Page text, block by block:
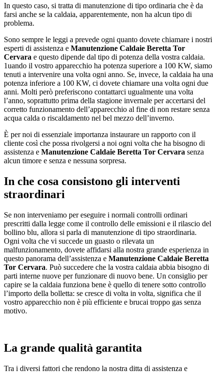
In questo caso, si tratta di manutenzione di tipo ordinaria che è da
farsi anche se la caldaia, apparentemente, non ha alcun tipo di
problema.
Sono sempre le leggi a prevede ogni quanto dovete chiamare i nostri
esperti di assistenza e Manutenzione Caldaie Beretta Tor
Cervara e questo dipende dal tipo di potenza della vostra caldaia.
1uando il vostro apparecchio ha potenza superiore a 100 KW, siamo
tenuti a intervenire una volta ogni anno. Se, invece, la caldaia ha una
potenza inferiore a 100 KW, ci dovete chiamare una volta ogni due
anni. Molti però preferiscono contattarci ugualmente una volta
l’anno, soprattutto prima della stagione invernale per accertarsi del
corretto funzionamento dell’apparecchio al fine di non restare senza
acqua calda o riscaldamento nel bel mezzo dell’inverno.
È per noi di essenziale importanza instaurare un rapporto con il
cliente così che possa rivolgersi a noi ogni volta che ha bisogno di
assistenza e Manutenzione Caldaie Beretta Tor Cervara senza
alcun timore e senza e nessuna sorpresa.
In che cosa consistono gli interventi
straordinari
Se non interveniamo per eseguire i normali controlli ordinari
prescritti dalla legge come il controllo delle emissioni e il rilascio del
bollino blu, allora si parla di manutenzione di tipo straordinaria.
Ogni volta che vi succede un guasto o rilevata un
malfunzionamento, dovete affidarsi alla nostra grande esperienza in
questo panorama dell’assistenza e Manutenzione Caldaie Beretta
Tor Cervara. Può succedere che la vostra caldaia abbia bisogno di
parti interne nuove per funzionare di nuovo bene. Un consiglio per
capire se la caldaia funziona bene è quello di tenere sotto controllo
l’importo della bolletta: se cresce di volta in volta, significa che il
vostro apparecchio non è più efficiente e brucai troppo gas senza
motivo.
La grande qualità garantita
Tra i diversi fattori che rendono la nostra ditta di assistenza e